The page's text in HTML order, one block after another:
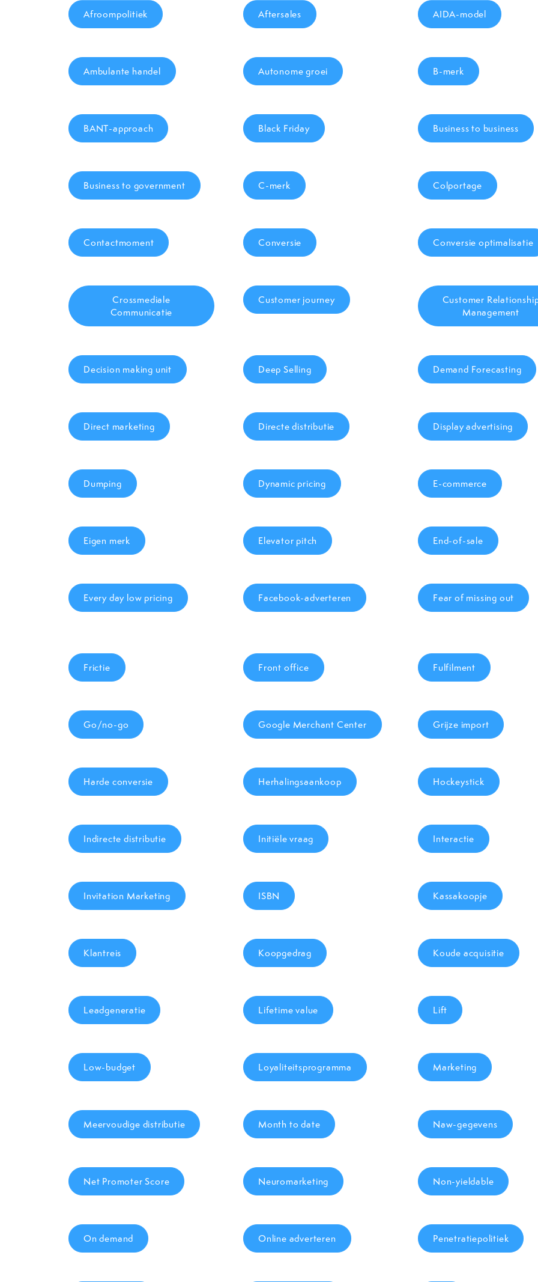
Afroompolitiek Aftersales AIDA-model
Ambulante handel Autonome groei B-merk
BANT-approach Black Friday Business to business
Business to government C-merk Colportage
Contactmoment Conversie Conversie optimalisatie
Crossmediale
Communicatie
Customer journey
Customer
Management
Decision making unit Deep Selling Demand Forecasting
Direct marketing Directe distributie Display advertising
Dumping Dynamic pricing E-commerce
Eigen merk Elevator pitch End-of-sale
Every day low pricing Facebook-adverteren Fear of missing out
Frictie Front office Fulfilment
Go/no-go Google Merchant Center Grijze import
Harde conversie Herhalingsaankoop Hockeystick
Indirecte distributie Initiële vraag Interactie
Invitation Marketing ISBN Kassakoopje
Klantreis Koopgedrag Koude acquisitie
Leadgeneratie Lifetime value Lift
Low-budget Loyaliteitsprogramma Marketing
Meervoudige distributie Month to date Naw-gegevens
Net Promoter Score Neuromarketing Non-yieldable
On demand Online adverteren Penetratiepolitiek